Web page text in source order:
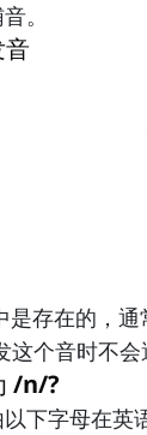
。
存在的，通
个音时不会
/n/?
下字母在英